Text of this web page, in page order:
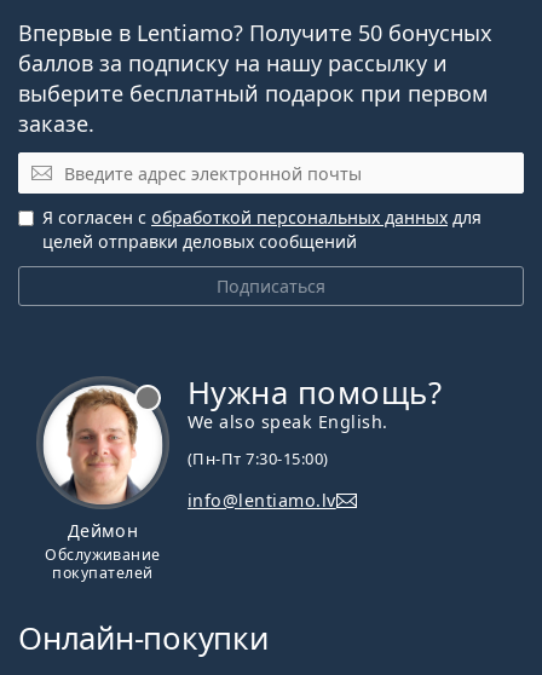
Впервые в Lentiamo? Получите 50 бонусных
баллов за подписку на нашу рассылку и
выберите бесплатный подарок при первом
заказе.
Эл. почта
Подписаться
Я согласен с обработкой персональных данных для
целей отправки деловых сообщений
Деймон
Обслуживание
покупателей
Нужна помощь?
We also speak English.
(Пн-Пт 7:30-15:00)
info@lentiamo.lv
Онлайн-покупки